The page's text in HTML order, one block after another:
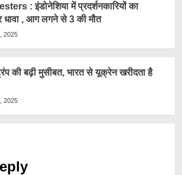
: इंडोनेशिया में प्रदर्शनकारियों का
धावा , आग लगने से 3 की मौत
2025
की बढ़ी मुसीबत, भारत से यूक्रेन खरीदता है
2025